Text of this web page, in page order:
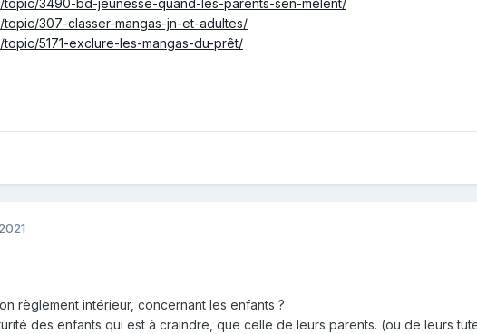
topic/3490-bd-jeunesse-quand-les-parents-sen-mêlent/
topic/307-classer-mangas-jn-et-adultes/
5171-exclure-les-mangas-du-prêt/
règlement intérieur, concernant les enfants ?
des enfants qui est à craindre, que celle de leurs parents. (ou de leurs